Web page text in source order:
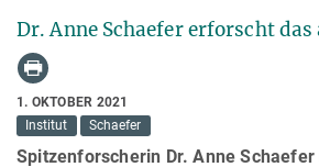
Dr. Anne Schaefer erforscht
1. OKTOBER 2021
Institut
Schaefer
Spitzenforscherin Dr. Anne